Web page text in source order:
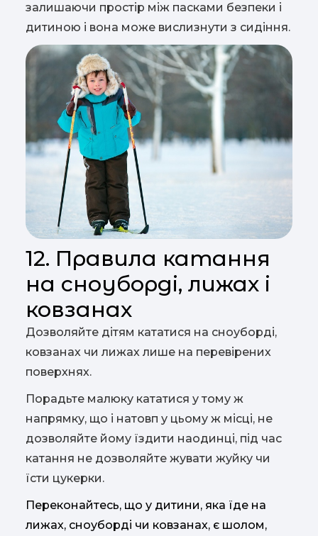
залишаючи простір між пасками безпеки і
дитиною і вона може вислизнути з сидіння.
12. Правила катання
на сноуборді, лижах і
ковзанах
Дозволяйте дітям кататися на сноуборді,
ковзанах чи лижах лише на перевірених
поверхнях.
Порадьте малюку кататися у тому ж
напрямку, що і натовп у цьому ж місці, не
дозволяйте йому їздити наодинці, під час
катання не дозволяйте жувати жуйку чи
їсти цукерки.
Переконайтесь, що у дитини, яка їде на
лижах, сноуборді чи ковзанах, є шолом,